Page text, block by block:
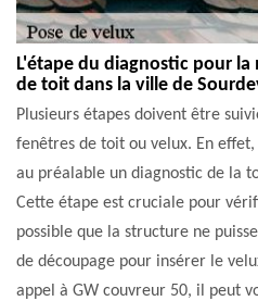
L'étape du diagnostic pour la
de toit dans la ville de
Plusieurs étapes doivent être
fenêtres de toit ou velux. En
au préalable un diagnostic de la
Cette étape est cruciale pour
possible que la structure ne
de découpage pour insérer le
appel à GW couvreur 50, il peut